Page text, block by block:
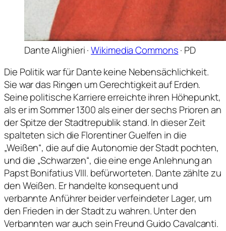
Dante Alighieri ·Wikimedia Commons· PD
Die Politik war für Dante keine Nebensächlichkeit.
Sie war das Ringen um Gerechtigkeit auf Erden.
Seine politische Karriere erreichte ihren Höhepunkt,
als er im Sommer 1300 als einer der sechs Prioren an
der Spitze der Stadtrepublik stand. In dieser Zeit
spalteten sich die Florentiner Guelfen in die
„Weißen“, die auf die Autonomie der Stadt pochten,
und die „Schwarzen“, die eine enge Anlehnung an
Papst Bonifatius VIII. befürworteten. Dante zählte zu
den Weißen. Er handelte konsequent und
verbannte Anführer beider verfeindeter Lager, um
den Frieden in der Stadt zu wahren. Unter den
Verbannten war auch sein Freund Guido Cavalcanti.